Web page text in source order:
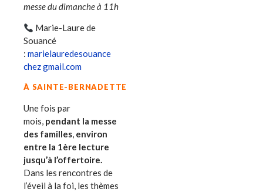
messe du dimanche à 11h
Marie-Laure de
Souancé
: marielauredesouance
chez gmail.com
À SAINTE-BERNADETTE
Une fois par
mois, pendant la messe
des familles, environ
entre la 1ère lecture
jusqu’à l’offertoire.
Dans les rencontres de
l’éveil à la foi, les thèmes